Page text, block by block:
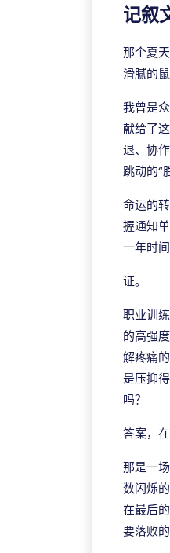
记叙
那个夏
滑腻的
我曾是
献给了
退、协
跳动的“
命运的
握通知
一年时
证。
职业训
的高强
解疼痛
是压抑
吗？
答案，
那是一
数闪烁
在最后
要落败